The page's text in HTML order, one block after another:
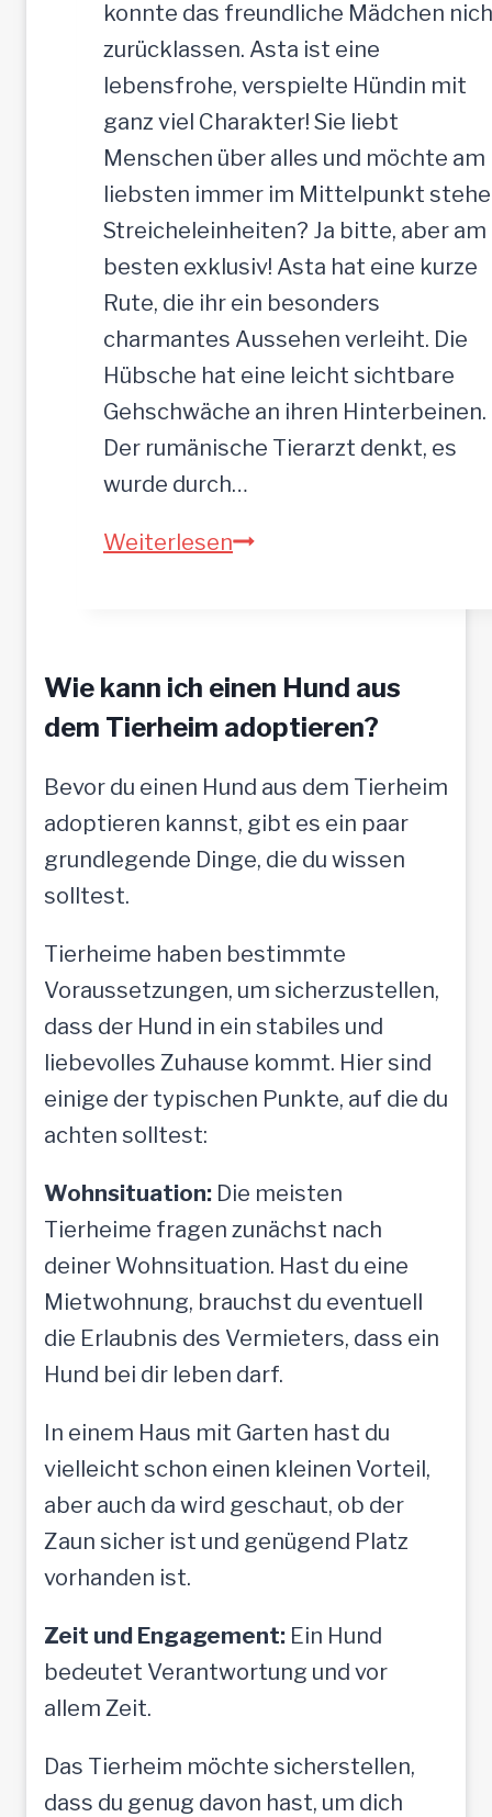
H
ü
n
d
i
n
,
5
2
c
m
konnte das freundliche Mädchen
zurücklassen. Asta ist eine
lebensfrohe, verspielte Hündin mit
ganz viel Charakter! Sie liebt
Menschen über alles und möchte am
liebsten immer im Mittelpunkt
Streicheleinheiten? Ja bitte, aber am
besten exklusiv! Asta hat eine kurze
Rute, die ihr ein besonders
charmantes Aussehen verleiht. Die
Hübsche hat eine leicht sichtbare
Gehschwäche an ihren Hinterbeinen.
Der rumänische Tierarzt denkt, es
wurde durch…
WeiterlesenA
–
h
f
f
t
t
M
e
n
s
c
h
n
Wie kann ich einen Hund aus
dem Tierheim adoptieren?
Bevor du einen Hund aus dem Tierheim
adoptieren kannst, gibt es ein paar
grundlegende Dinge, die du wissen
solltest.
Tierheime haben bestimmte
Voraussetzungen, um sicherzustellen,
dass der Hund in ein stabiles und
liebevolles Zuhause kommt. Hier sind
einige der typischen Punkte, auf die du
achten solltest:
Wohnsituation: Die meisten
Tierheime fragen zunächst nach
deiner Wohnsituation. Hast du eine
Mietwohnung, brauchst du eventuell
die Erlaubnis des Vermieters, dass ein
Hund bei dir leben darf.
In einem Haus mit Garten hast du
vielleicht schon einen kleinen Vorteil,
aber auch da wird geschaut, ob der
Zaun sicher ist und genügend Platz
vorhanden ist.
Zeit und Engagement: Ein Hund
bedeutet Verantwortung und vor
allem Zeit.
Das Tierheim möchte sicherstellen,
dass du genug davon hast, um dich